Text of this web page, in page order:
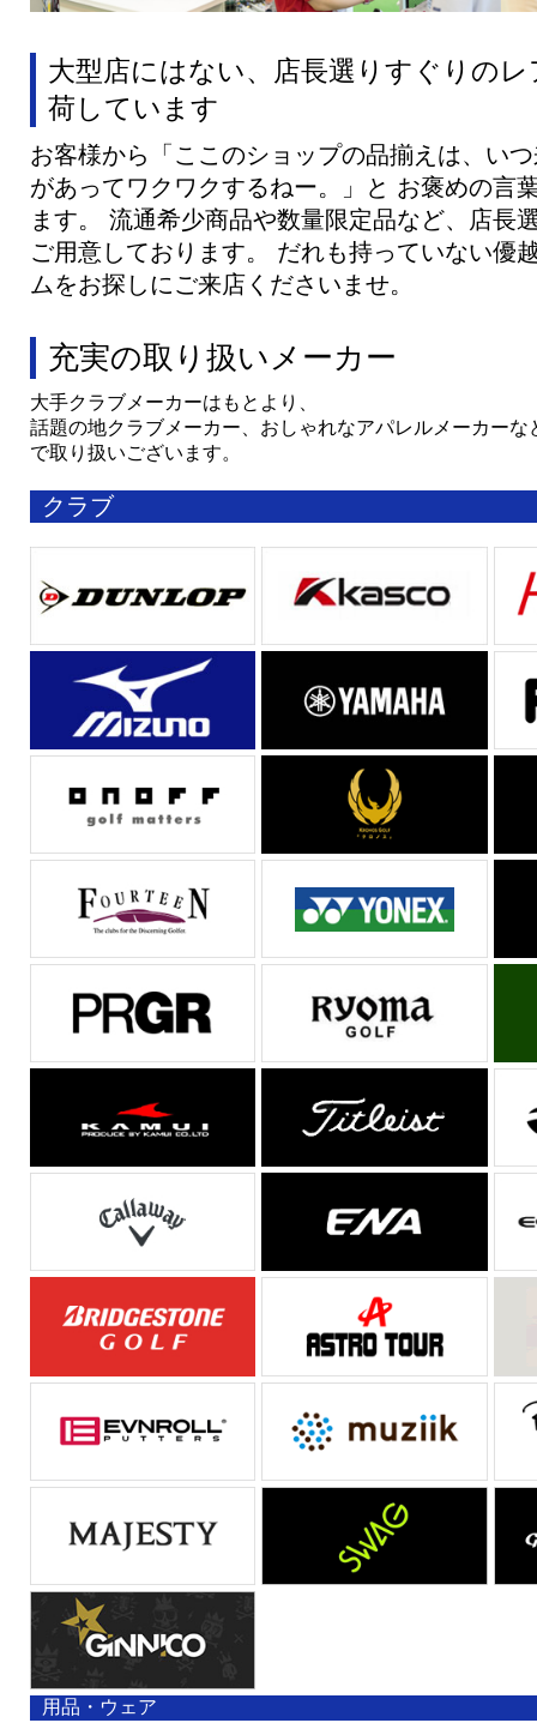
大型店にはない、店長選りすぐりの
荷しています
お客様から「ここのショップの品揃えは、い
があってワクワクするねー。」と お褒めの言
ます。 流通希少商品や数量限定品など、店長
ご用意しております。 だれも持っていない優
ムをお探しにご来店くださいませ。
充実の取り扱いメーカー
大手クラブメーカーはもとより、
話題の地クラブメーカー、おしゃれなアパレルメーカーな
で取り扱いございます。
クラブ
用品・ウェア